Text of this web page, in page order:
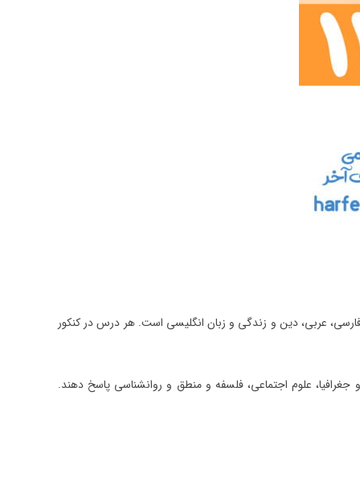
1 یا دفترچه عمومی شامل درس‌های عمومی ادبیات فارسی، عربی، دین و زندگی و زبان انگلیسی است. هر درس در کنکور
تاریخ و جغرافیا، علوم اجتماعی، فلسفه و منطق و روانشناسی پاسخ دهند.